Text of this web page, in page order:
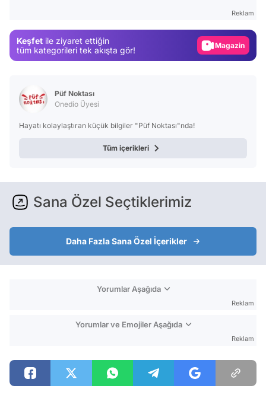
Reklam
Keşfet ile ziyaret ettiğin
tüm kategorileri tek akışta gör!
Magazin
Püf Noktası
Onedio Üyesi
Hayatı kolaylaştıran küçük bilgiler "Püf Noktası"nda!
Tüm içerikleri
Sana Özel Seçtiklerimiz
Daha Fazla Sana Özel İçerikler
Yorumlar Aşağıda
Reklam
Yorumlar ve Emojiler Aşağıda
Reklam